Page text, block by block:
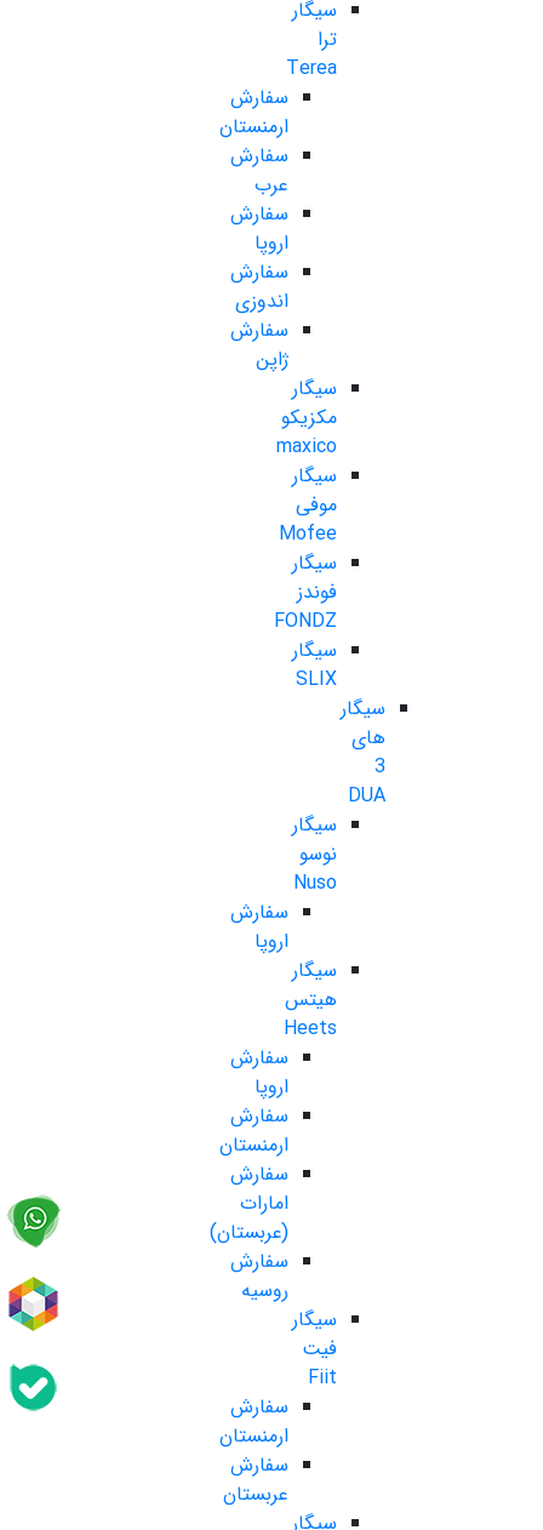
سیگار
ترا
Terea
سفارش
ارمنستان
سفارش
عرب
سفارش
اروپا
سفارش
اندوزی
سفارش
ژاپن
سیگار
مکزیکو
maxico
سیگار
موفی
Mofee
سیگار
فوندز
FONDZ
سیگار
SLIX
سیگار
های
3
DUA
سیگار
نوسو
Nuso
سفارش
اروپا
سیگار
هیتس
Heets
سفارش
اروپا
سفارش
ارمنستان
سفارش
امارات
(عربستان)
سفارش
روسیه
سیگار
فیت
Fiit
سفارش
ارمنستان
سفارش
عربستان
سیگار